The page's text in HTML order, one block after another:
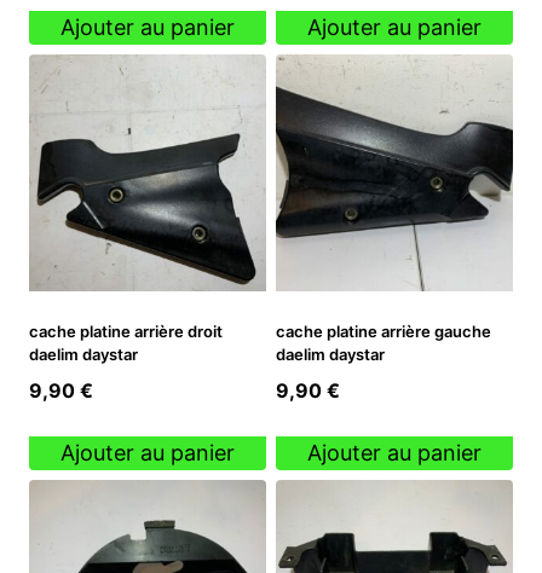
Ajouter au panier Ajouter au panier
cache platine arrière droit
daelim daystar
9,90 €
Ajouter au panier
cache platine arrière gauche
daelim daystar
9,90 €
Ajouter au panier